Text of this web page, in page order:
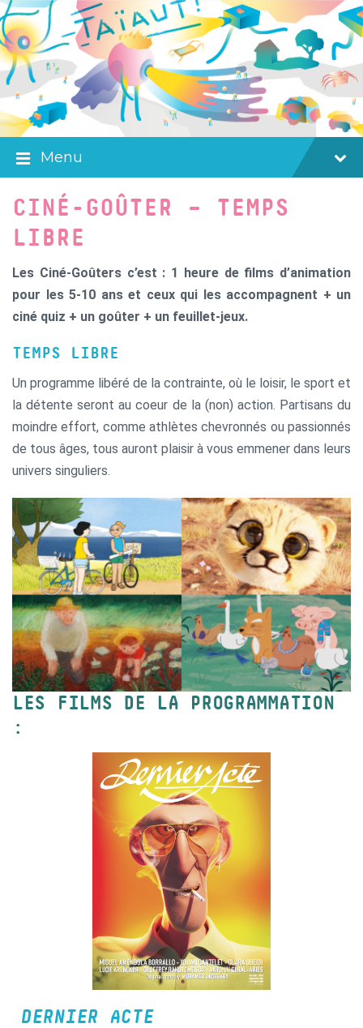
Skip
to
content
Skip
to
main
navigation
Skip
to
footer
Menu
CINÉ-GOÛTER – TEMPS
LIBRE
Les Ciné-Goûters c’est : 1 heure de films d’animation
pour les 5-10 ans et ceux qui les accompagnent + un
ciné quiz + un goûter + un feuillet-jeux.
TEMPS LIBRE
Un programme libéré de la contrainte, où le loisir, le sport et
la détente seront au coeur de la (non) action. Partisans du
moindre effort, comme athlètes chevronnés ou passionnés
de tous âges, tous auront plaisir à vous emmener dans leurs
univers singuliers.
LES FILMS DE LA PROGRAMMATION
:
DERNIER ACTE